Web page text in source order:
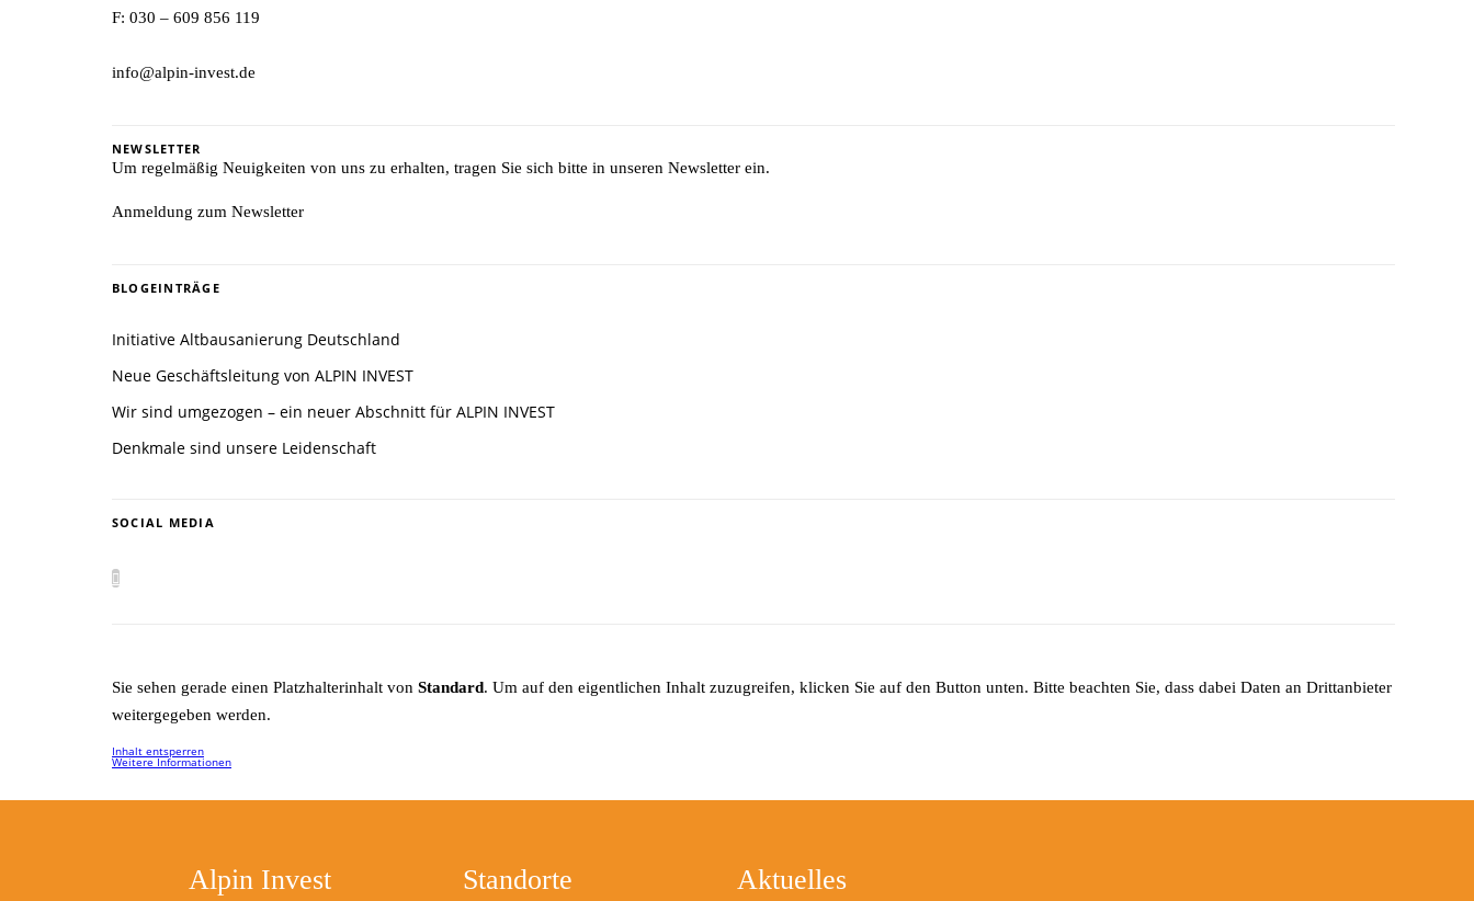
F: 030 – 609 856 119
info@alpin-invest.de
NEWSLETTER
Um regelmäßig Neuigkeiten von uns zu erhalten, tragen Sie sich bitte in unseren Newsletter ein.
Anmeldung zum Newsletter
BLOGEINTRÄGE
Initiative Altbausanierung Deutschland
Neue Geschäftsleitung von ALPIN INVEST
Wir sind umgezogen – ein neuer Abschnitt für ALPIN INVEST
Denkmale sind unsere Leidenschaft
SOCIAL MEDIA
Sie sehen gerade einen Platzhalterinhalt von Standard. Um auf den eigentlichen Inhalt zuzugreifen, klicken Sie auf den Button unten. Bitte beachten Sie, dass dabei Daten an Drittanbieter
weitergegeben werden.
Inhalt entsperren
Weitere Informationen
Alpin Invest Standorte Aktuelles